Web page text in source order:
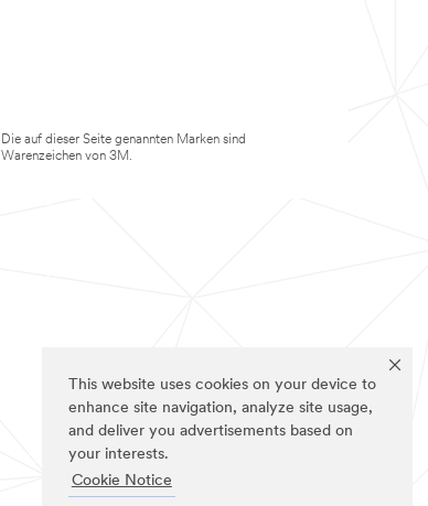
This website uses cookies on your device to
enhance site navigation, analyze site usage,
and deliver you advertisements based on
your interests.
Cookie Notice
Die auf dieser Seite genannten Marken sind
Warenzeichen von 3M.